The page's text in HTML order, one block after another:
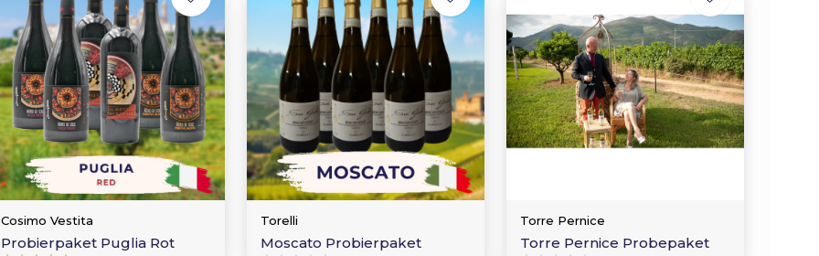
Cosimo Vestita
Probierpaket Puglia Rot
Torelli
Moscato Probierpaket
Torre Pernice
Torre Pernice Probepaket